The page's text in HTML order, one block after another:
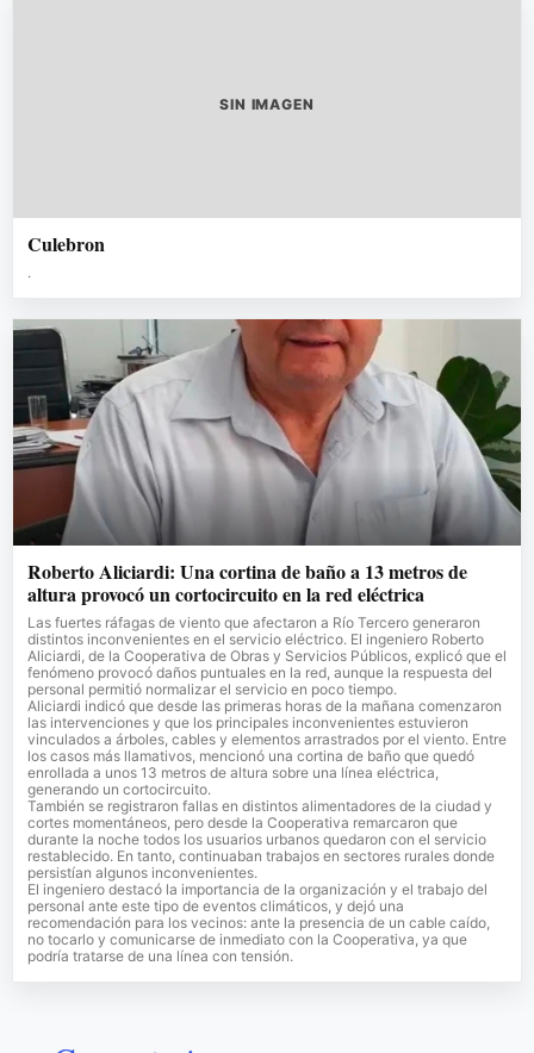
SIN IMAGEN
Culebron
.
Roberto Aliciardi: Una cortina de baño a 13 metros de
altura provocó un cortocircuito en la red eléctrica
Las fuertes ráfagas de viento que afectaron a Río Tercero generaron
distintos inconvenientes en el servicio eléctrico. El ingeniero Roberto
Aliciardi, de la Cooperativa de Obras y Servicios Públicos, explicó que el
fenómeno provocó daños puntuales en la red, aunque la respuesta del
personal permitió normalizar el servicio en poco tiempo.
Aliciardi indicó que desde las primeras horas de la mañana comenzaron
las intervenciones y que los principales inconvenientes estuvieron
vinculados a árboles, cables y elementos arrastrados por el viento. Entre
los casos más llamativos, mencionó una cortina de baño que quedó
enrollada a unos 13 metros de altura sobre una línea eléctrica,
generando un cortocircuito.
También se registraron fallas en distintos alimentadores de la ciudad y
cortes momentáneos, pero desde la Cooperativa remarcaron que
durante la noche todos los usuarios urbanos quedaron con el servicio
restablecido. En tanto, continuaban trabajos en sectores rurales donde
persistían algunos inconvenientes.
El ingeniero destacó la importancia de la organización y el trabajo del
personal ante este tipo de eventos climáticos, y dejó una
recomendación para los vecinos: ante la presencia de un cable caído,
no tocarlo y comunicarse de inmediato con la Cooperativa, ya que
podría tratarse de una línea con tensión.